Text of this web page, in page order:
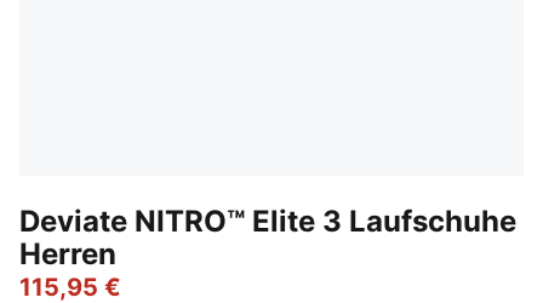
Deviate NITRO™ Elite 3 Laufschuhe
Herren
115,95 €